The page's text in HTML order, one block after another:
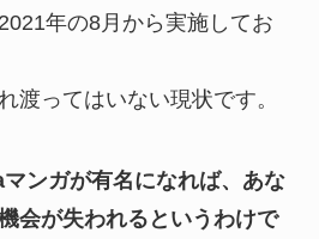
年の8月から実施してお
渡ってはいない現状です。
ンガが有名になれば、あな
会が失われるというわけで